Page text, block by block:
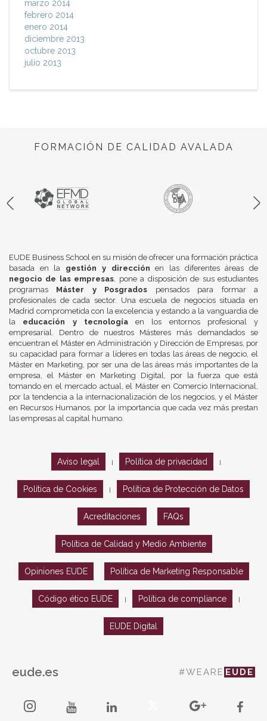
marzo 2014
febrero 2014
enero 2014
diciembre 2013
octubre 2013
julio 2013
FORMACIÓN DE CALIDAD AVALADA
EUDE Business School en su misión de ofrecer una formación práctica
basada en la gestión y dirección en las diferentes áreas de
negocio de las empresas, pone a disposición de sus estudiantes
programas Máster y Posgrados pensados para formar a
profesionales de cada sector. Una escuela de negocios situada en
Madrid comprometida con la excelencia y estando a la vanguardia de
la educación y tecnologíaen los entornos profesional y
empresarial. Dentro de nuestros Másteres más demandados se
encuentran el Máster en Administración y Dirección de Empresas, por
su capacidad para formar a líderes en todas las áreas de negocio, el
Máster en Marketing, por ser una de las áreas más importantes de la
empresa, el Máster en Marketing Digital, por la fuerza que está
tomando en el mercado actual, el Máster en Comercio Internacional,
por la tendencia a la internacionalización de los negocios, y el Máster
en Recursos Humanos, por la importancia que cada vez más prestan
las empresas al capital humano.
Aviso legal Política de privacidad
Política de Cookies Política de Protección de Datos
Acreditaciones FAQs
Política de Calidad y Medio Ambiente
Opiniones EUDE Política de Marketing Responsable
Código ético EUDE Política de compliance
EUDE Digital
eude.es #WEARE EUDE